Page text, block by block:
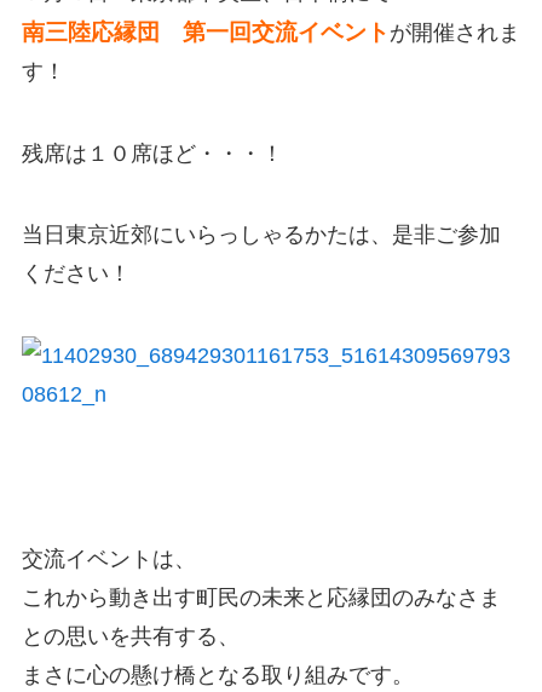
南三陸応縁団 第一回交流イベント が開催されま
す！
残席は１０席ほど・・・！
当日東京近郊にいらっしゃるかたは、是非ご参加
ください！
交流イベントは、
これから動き出す町民の未来と応縁団のみなさま
との思いを共有する、
まさに心の懸け橋となる取り組みです。